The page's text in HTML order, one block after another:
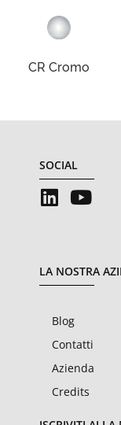
CR Cromo
SOCIAL
LA NOSTRA
Blog
Contatti
Azienda
Credits